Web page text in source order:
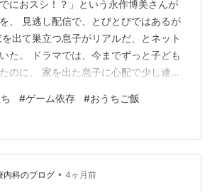
におスシ！？」という永作博美さんが
、 見逃し配信で、とびとびではあるが
出て巣立つ息子がリアルだ、とネット
た。 ドラマでは、今までずっと子ども
のに、 家を出た息子に心配で少し連絡
うなことがLINEの返信で返ってくる。
必要とされてお母さんを求められてい
ごを外されて、お母さんでなくなった
と言われても どうしたらいいの」とい
言っていて、 ちょっと自分に当てはま
#ゲーム依存 #おうちご飯
内科のブログ • 4ヶ月前